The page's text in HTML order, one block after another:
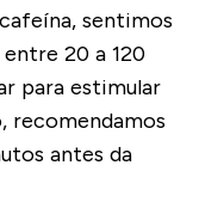
sentimos
20 a 120
para estimular
recomendamos
antes da